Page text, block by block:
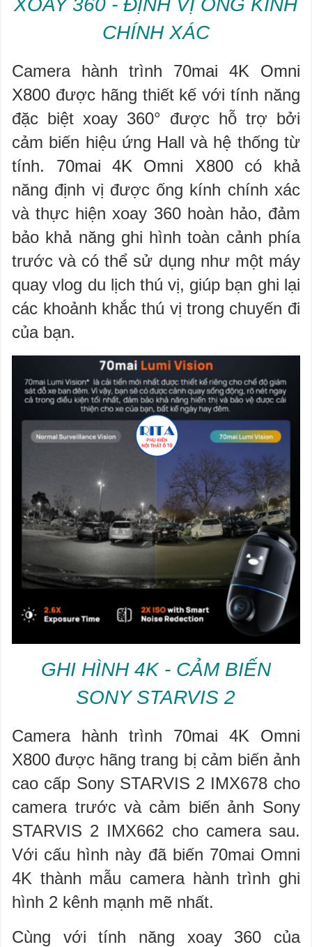
XOAY 360 - ĐỊNH VỊ ỐNG KÍNH
CHÍNH XÁC
Camera hành trình 70mai 4K Omni
X800 được hãng thiết kế với tính năng
đặc biệt xoay 360° được hỗ trợ bởi
cảm biến hiệu ứng Hall và hệ thống từ
tính. 70mai 4K Omni X800có khả
năng định vị được ống kính chính xác
và thực hiện xoay 360 hoàn hảo, đảm
bảo khả năng ghi hình toàn cảnh phía
trước và có thể sử dụng như một máy
quay vlog du lịch thú vị, giúp bạn ghi lại
các khoảnh khắc thú vị trong chuyến đi
của bạn.
GHI HÌNH 4K - CẢM BIẾN
SONY STARVIS 2
Camera hành trình 70mai 4K Omni
X800 được hãng trang bị cảm biến ảnh
cao cấp Sony STARVIS 2 IMX678 cho
camera trước và cảm biến ảnh Sony
STARVIS 2 IMX662 cho camera sau.
Với cấu hình này đã biến 70mai Omni
4K thành mẫu camera hành trình ghi
hình 2 kênh mạnh mẽ nhất.
Cùng với tính năng xoay 360 của